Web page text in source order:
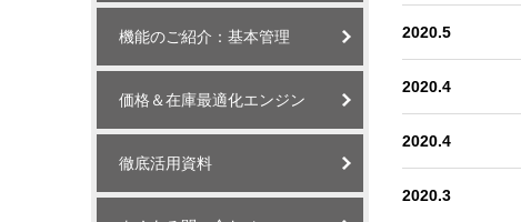
機能のご紹介：基本管理
価格＆在庫最適化エンジン
徹底活用資料
2020.5
2020.4
2020.4
2020.3